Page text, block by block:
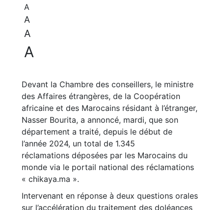
A
A
A
A
Devant la Chambre des conseillers, le ministre
des Affaires étrangères, de la Coopération
africaine et des Marocains résidant à l’étranger,
Nasser Bourita, a annoncé, mardi, que son
département a traité, depuis le début de
l’année 2024, un total de 1.345
réclamations déposées par les Marocains du
monde via le portail national des réclamations
« chikaya.ma ».
Intervenant en réponse à deux questions orales
sur l’accélération du traitement des doléances